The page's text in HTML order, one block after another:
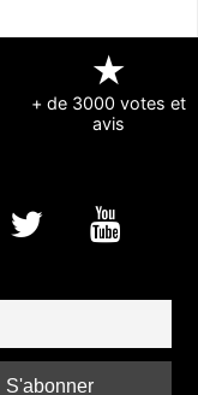
★
+ de 3000 votes et
avis